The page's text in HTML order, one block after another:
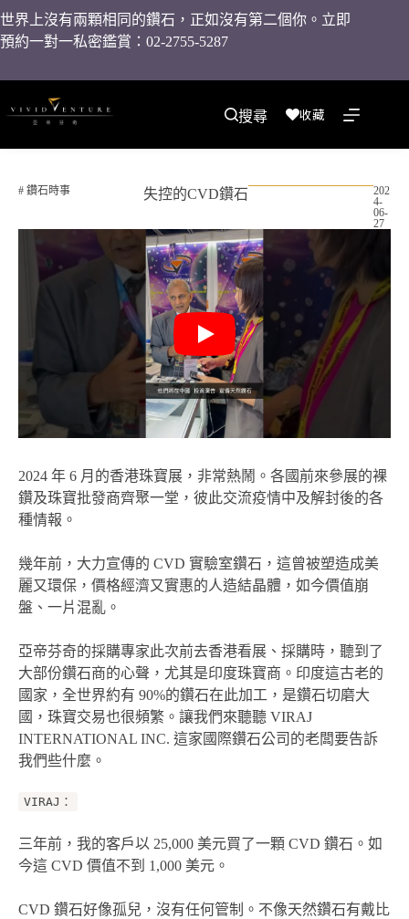
世界上沒有兩顆相同的鑽石，正如沒有第二個你。立即
預約一對一私密鑑賞：02-2755-5287
搜尋 收藏
# 鑽石時事 失控的CVD鑽石
202
4-
06-
27
2024 年 6 月的香港珠寶展，非常熱鬧。各國前來參展的裸
鑽及珠寶批發商齊聚一堂，彼此交流疫情中及解封後的各
種情報。
幾年前，大力宣傳的 CVD 實驗室鑽石，這曾被塑造成美
麗又環保，價格經濟又實惠的人造結晶體，如今價值崩
盤、一片混亂。
亞帝芬奇的採購專家此次前去香港看展、採購時，聽到了
大部份鑽石商的心聲，尤其是印度珠寶商。印度這古老的
國家，全世界約有 90%的鑽石在此加工，是鑽石切磨大
國，珠寶交易也很頻繁。讓我們來聽聽 VIRAJ
INTERNATIONAL INC. 這家國際鑽石公司的老闆要告訴
我們些什麼。
VIRAJ：
三年前，我的客戶以 25,000 美元買了一顆 CVD 鑽石。如
今這 CVD 價值不到 1,000 美元。
CVD 鑽石好像孤兒，沒有任何管制。不像天然鑽石有戴比